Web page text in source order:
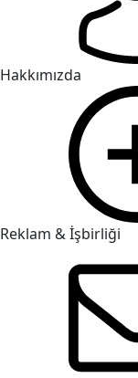
Hakkımızda
Reklam & İşbirliği